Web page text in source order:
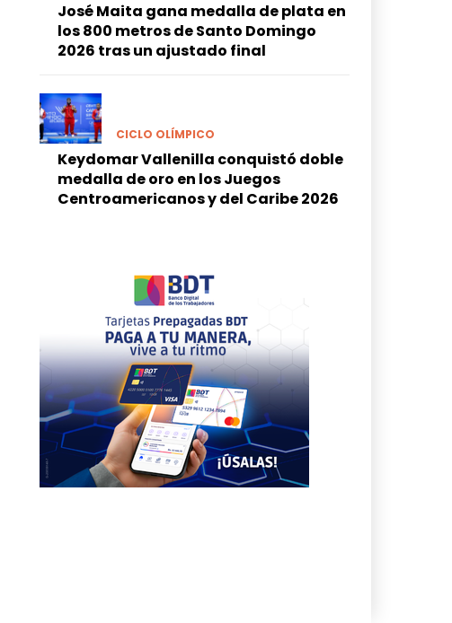
José Maita gana medalla de plata en
los 800 metros de Santo Domingo
2026 tras un ajustado final
CICLO OLÍMPICO
Keydomar Vallenilla conquistó doble
medalla de oro en los Juegos
Centroamericanos y del Caribe 2026